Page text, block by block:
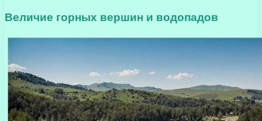
Величие горных вершин и водопадов